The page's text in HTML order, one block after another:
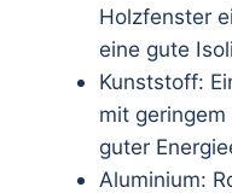
Holzfenster
eine gute
Kunststoff:
mit
guter
Aluminium: